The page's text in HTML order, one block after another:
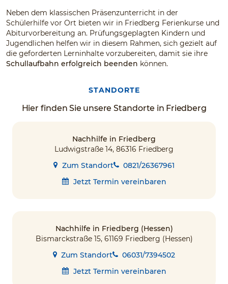
Neben dem klassischen Präsenzunterricht in der
Schülerhilfe vor Ort bieten wir in Friedberg Ferienkurse und
Abiturvorbereitung an. Prüfungsgeplagten Kindern und
Jugendlichen helfen wir in diesem Rahmen, sich gezielt auf
die geforderten Lerninhalte vorzubereiten, damit sie ihre
Schullaufbahn erfolgreich beenden können.
STANDORTE
Hier finden Sie unsere Standorte in Friedberg
Nachhilfe in Friedberg
Ludwigstraße 14, 86316 Friedberg
Zum Standort
0821/26367961
Jetzt Termin vereinbaren
Nachhilfe in Friedberg (Hessen)
Bismarckstraße 15, 61169 Friedberg (Hessen)
Zum Standort
06031/7394502
Jetzt Termin vereinbaren